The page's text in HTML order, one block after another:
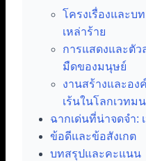
โครงเรื่องและบ
เหล่าร้าย
การแสดงและตั
มืดของมนุษย์
งานสร้างและอ
เร้นในโลกเวทม
ฉากเด่นที่น่าจดจำ:
ข้อดีและข้อสังเกต
บทสรุปและคะแนน